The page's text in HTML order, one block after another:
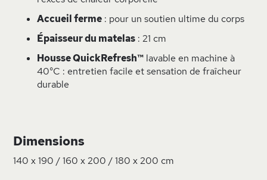
Accueil ferme : pour un soutien ultime du corps
Épaisseur du matelas : 21 cm
Housse QuickRefresh™ lavable en machine à
40°C : entretien facile et sensation de fraîcheur
durable
Dimensions
140 x 190 / 160 x 200 / 180 x 200 cm